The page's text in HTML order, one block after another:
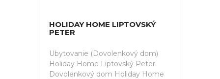
HOLIDAY HOME LIPTOVSKÝ
PETER
Ubytovanie (Dovolenkový dom)
Holiday Home Liptovský Peter.
Dovolenkový dom Holiday Home